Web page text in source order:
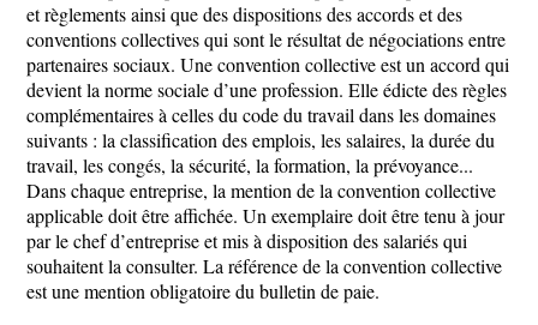
et règlements ainsi que des dispositions des accords et des
conventions collectives qui sont le résultat de négociations entre
partenaires sociaux. Une convention collective est un accord qui
devient la norme sociale d’une profession. Elle édicte des règles
complémentaires à celles du code du travail dans les domaines
suivants : la classification des emplois, les salaires, la durée du
travail, les congés, la sécurité, la formation, la prévoyance...
Dans chaque entreprise, la mention de la convention collective
applicable doit être affichée. Un exemplaire doit être tenu à jour
par le chef d’entreprise et mis à disposition des salariés qui
souhaitent la consulter. La référence de la convention collective
est une mention obligatoire du bulletin de paie.